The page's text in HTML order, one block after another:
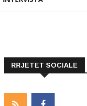
RRJETET SOCIALE